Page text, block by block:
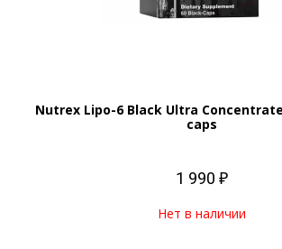
Nutrex Lipo-6 Black Ultra
caps
1 990 ₽
Нет в наличии